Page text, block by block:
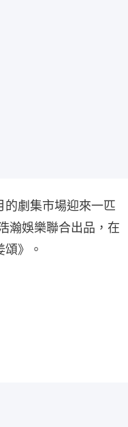
的劇集市場迎來一匹
娛樂聯合出品，在
》。